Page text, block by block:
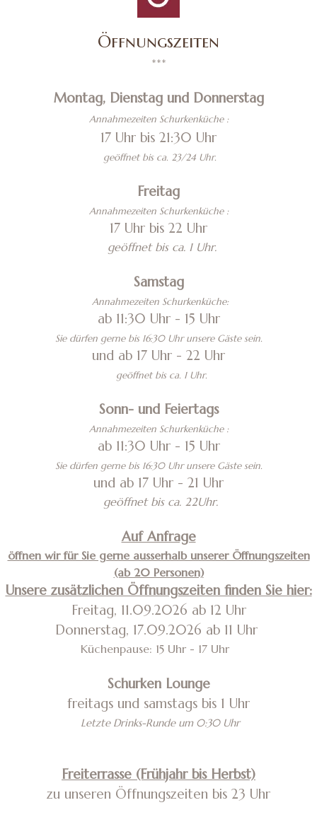
Öffnungszeiten
***
Montag, Dienstag und Donnerstag
Annahmezeiten Schurkenküche :
17 Uhr bis 21:30 Uhr
geöffnet bis ca. 23/24 Uhr.
Freitag
Annahmezeiten Schurkenküche :
17 Uhr bis 22 Uhr
geöffnet bis ca. 1 Uhr.
Samstag
Annahmezeiten Schurkenküche:
ab 11:30 Uhr - 15 Uhr
Sie dürfen gerne bis 16:30 Uhr unsere Gäste sein.
und ab 17 Uhr - 22 Uhr
geöffnet bis ca. 1 Uhr.
Sonn- und Feiertags
Annahmezeiten Schurkenküche :
ab 11:30 Uhr - 15 Uhr
Sie dürfen gerne bis 16:30 Uhr unsere Gäste sein.
und ab 17 Uhr - 21 Uhr
geöffnet bis ca. 22Uhr.
Auf Anfrage
öffnen wir für Sie gerne ausserhalb unserer Öffnungszeiten
(ab 20 Personen)
Unsere zusätzlichen Öffnungszeiten finden Sie hier:
Freitag, 11.09.2026 ab 12 Uhr
Donnerstag, 17.09.2026 ab 11 Uhr
Küchenpause: 15 Uhr - 17 Uhr
Schurken Lounge
freitags und samstags bis 1 Uhr
Letzte Drinks-Runde um 0:30 Uhr
Freiterrasse (Frühjahr bis Herbst)
zu unseren Öffnungszeiten bis 23 Uhr